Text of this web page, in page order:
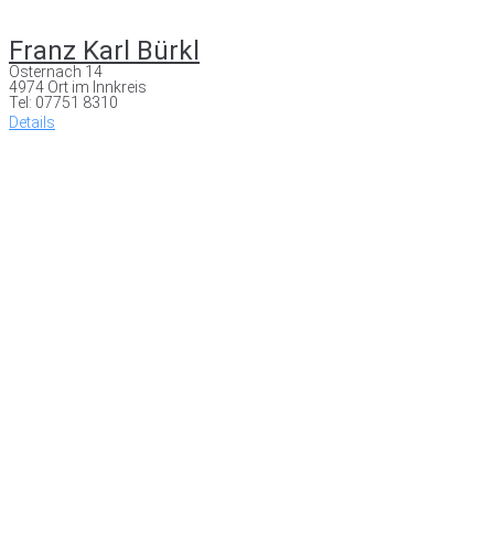
Franz Karl Bürkl
Osternach 14
4974 Ort im Innkreis
Tel: 07751 8310
Details